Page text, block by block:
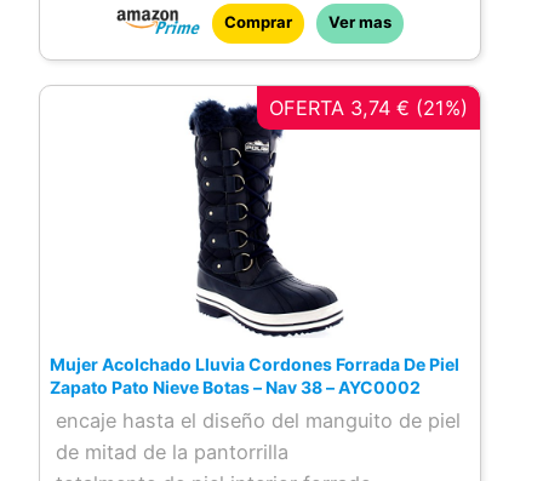
Comprar Ver mas
OFERTA 3,74 € (21%)
Mujer Acolchado Lluvia Cordones Forrada De Piel
Zapato Pato Nieve Botas – Nav 38 – AYC0002
encaje hasta el diseño del manguito de piel
de mitad de la pantorrilla